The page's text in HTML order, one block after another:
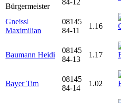
Bürgermeister
84-12
Gneissl
Maximilian
08145
84-11
1.16
Baumann Heidi
08145
84-13
1.17
Bayer Tim
08145
84-14
1.02